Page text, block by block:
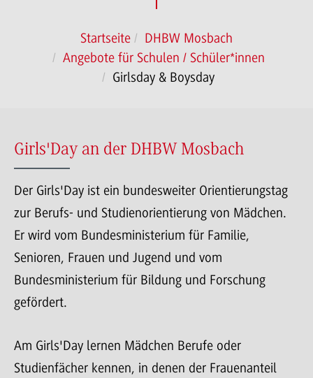
Startseite
DHBW Mosbach
Angebote für Schulen / Schüler*innen
Girlsday & Boysday
Girls'Day an der DHBW Mosbach
Der Girls'Day ist ein bundesweiter Orientierungstag
zur Berufs- und Studienorientierung von Mädchen.
Er wird vom Bundesministerium für Familie,
Senioren, Frauen und Jugend und vom
Bundesministerium für Bildung und Forschung
gefördert.
Am Girls'Day lernen Mädchen Berufe oder
Studienfächer kennen, in denen der Frauenanteil